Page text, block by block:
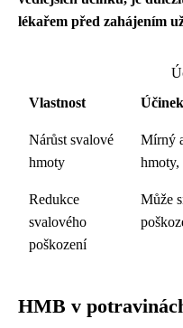
lékařem před zahájením
Vlastnost
Nárůst svalové
hmoty
Mírný
hmoty,
Redukce
svalového
poškození
Může
HMB v